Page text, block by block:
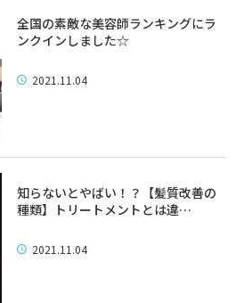
全国の素敵な美容師ランキングにラ
ンクインしました☆
2021.11.04
知らないとやばい！？【髪質改善の
種類】トリートメントとは違…
2021.11.04